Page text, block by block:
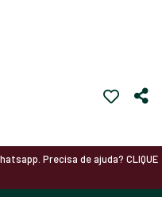
Precisa de ajuda? CLIQUE